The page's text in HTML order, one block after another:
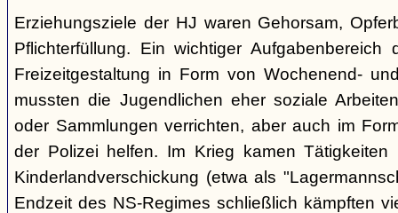
Erziehungsziele der HJ waren Gehorsam,
Pflichterfüllung. Ein wichtiger
Freizeitgestaltung in Form von Wochenend-
mussten die Jugendlichen eher soziale
oder Sammlungen verrichten, aber auch im
der Polizei helfen. Im Krieg kamen
Kinderlandverschickung (etwa als
Endzeit des NS-Regimes schließlich kämpften